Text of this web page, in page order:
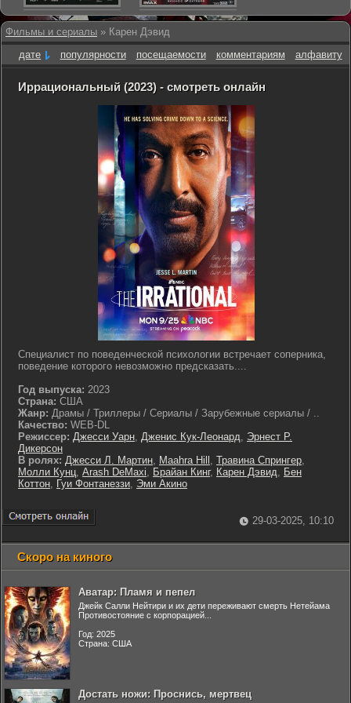
Фильмы и сериалы » Карен Дэвид
дате
популярности посещаемости комментариям алфавиту
Иррациональный (2023) - смотреть онлайн
Специалист по поведенческой психологии встречает соперника,
поведение которого невозможно предсказать....
Год выпуска: 2023
Страна: США
Жанр: Драмы / Триллеры / Сериалы / Зарубежные сериалы / ..
Качество: WEB-DL
Режиссер: Джесси Уарн, Дженис Кук-Леонард, Эрнест Р.
Дикерсон
В ролях: Джесси Л. Мартин, Maahra Hill , Травина Спрингер,
Молли Кунц, Arash DeMaxi, Брайан Кинг, Карен Дэвид, Бен
Коттон, Гуи Фонтанеззи, Эми Акино
29-03-2025, 10:10
Скоро на киного
Аватар: Пламя и пепел
Джейк Салли Нейтири и их дети переживают смерть Нетейама
Противостояние с корпорацией...
Год: 2025
Страна: США
Достать ножи: Проснись, мертвец